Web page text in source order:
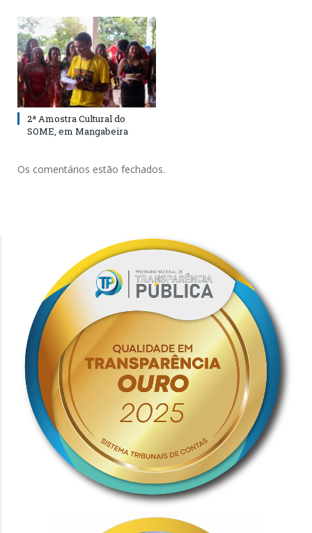
2ª Amostra Cultural do
SOME, em Mangabeira
Os comentários estão fechados.